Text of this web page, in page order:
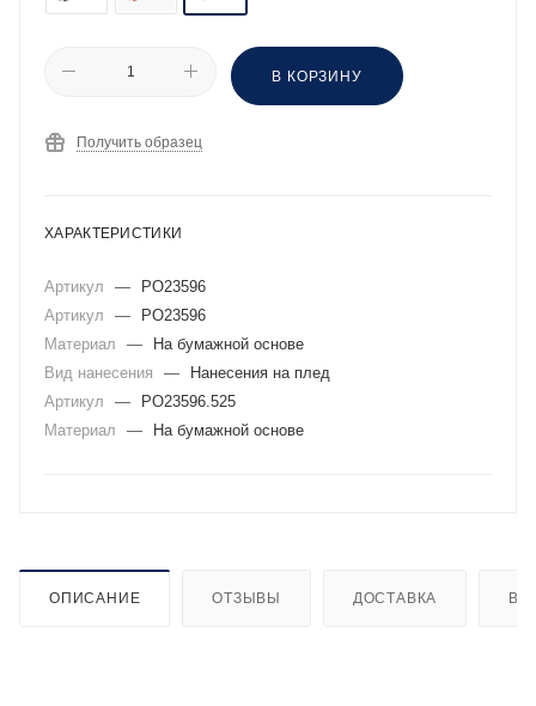
В КОРЗИНУ
Получить образец
ХАРАКТЕРИСТИКИ
Артикул —
PO23596
Артикул
—
PO23596
Материал
—
На бумажной основе
Вид нанесения
—
Нанесения на плед
Артикул
—
PO23596.525
Материал
— На бумажной основе
ОПИСАНИЕ ОТЗЫВЫ ДОСТАВКА